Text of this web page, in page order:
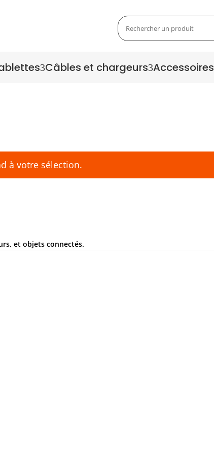
3Câbles et chargeurs3Accessoires
à votre sélection.
et objets connectés.